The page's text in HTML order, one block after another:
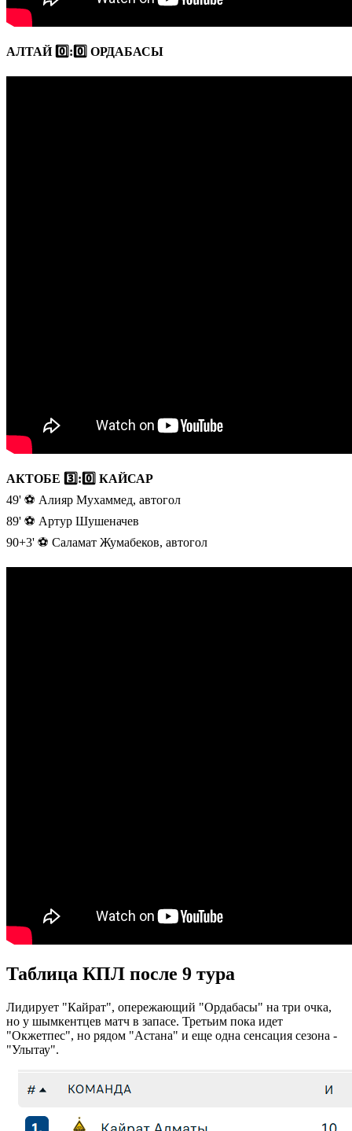
АЛТАЙ 0️⃣:0️⃣ ОРДАБАСЫ
АКТОБЕ 3️⃣:0️⃣ КАЙСАР
49' ⚽️ Алияр Мухаммед, автогол
89' ⚽️ Артур Шушеначев
90+3' ⚽️ Саламат Жумабеков, автогол
Таблица КПЛ после 9 тура
Лидирует "Кайрат", опережающий "Ордабасы" на три очка,
но у шымкентцев матч в запасе. Третьим пока идет
"Окжетпес", но рядом "Астана" и еще одна сенсация сезона -
"Улытау".